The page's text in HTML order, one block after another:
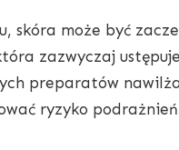
skóra może być
zazwyczaj
preparatów
ryzyko